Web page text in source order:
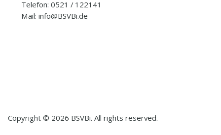
Telefon: 0521 / 122141
Mail: info@BSVBi.de
Copyright © 2026 BSVBi. All rights reserved.